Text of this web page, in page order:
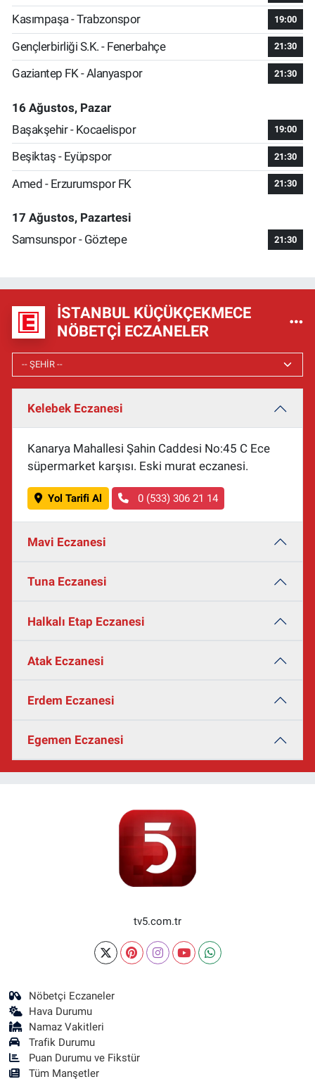
Kasımpaşa - Trabzonspor 19:00
Gençlerbirliği S.K. - Fenerbahçe 21:30
Gaziantep FK - Alanyaspor 21:30
16 Ağustos, Pazar
Başakşehir - Kocaelispor
19:00
Beşiktaş - Eyüpspor 21:30
Amed - Erzurumspor FK 21:30
17 Ağustos, Pazartesi
Samsunspor - Göztepe
21:30
İSTANBUL KÜÇÜKÇEKMECE
NÖBETÇI ECZANELER
Kelebek Eczanesi
Kanarya Mahallesi Şahin Caddesi No:45 C Ece
süpermarket karşısı. Eski murat eczanesi.
Yol Tarifi Al 0 (533) 306 21 14
Mavi Eczanesi
Tuna Eczanesi
Halkalı Etap Eczanesi
Atak Eczanesi
Erdem Eczanesi
Egemen Eczanesi
tv5.com.tr
Nöbetçi Eczaneler
Hava Durumu
Namaz Vakitleri
Trafik Durumu
Puan Durumu ve Fikstür
Tüm Manşetler